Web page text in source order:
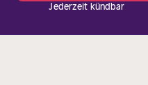
Jederzeit kündbar